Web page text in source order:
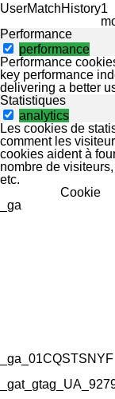
UserMatchHistory1
Performance
performance
Performance
key performance
delivering a better
Statistiques
analytics
Les cookies de
comment les
cookies aident à
nombre de
etc.
Cookie
_ga
_ga_01CQSTSNYF